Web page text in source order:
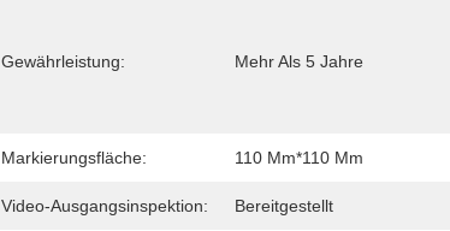
Gewährleistung: Mehr Als 5 Jahre
Markierungsfläche: 110 Mm*110 Mm
Video-Ausgangsinspektion: Bereitgestellt